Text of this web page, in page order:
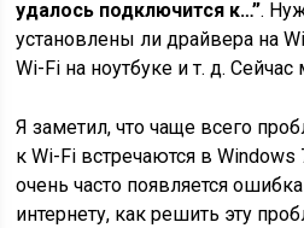
удалось подключится к…”.
установлены ли драйвера на
Wi-Fi на ноутбуке и т. д.
Я заметил, что чаще всего
к Wi-Fi встречаются в
очень часто появляется
интернету, как решить эту